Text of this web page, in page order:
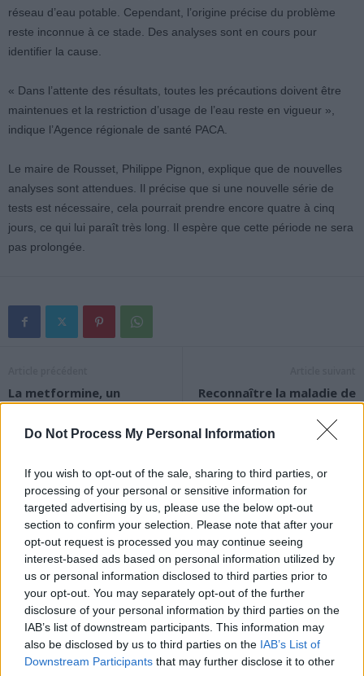
Do Not Process My Personal Information
If you wish to opt-out of the sale, sharing to third parties, or
processing of your personal or sensitive information for
targeted advertising by us, please use the below opt-out
section to confirm your selection. Please note that after your
opt-out request is processed you may continue seeing
interest-based ads based on personal information utilized by
us or personal information disclosed to third parties prior to
your opt-out. You may separately opt-out of the further
disclosure of your personal information by third parties on the
IAB’s list of downstream participants. This information may
also be disclosed by us to third parties on the IAB’s List of
Downstream Participants that may further disclose it to other
réseau d’eau potable. Cependant, l’origine précise du problème
reste inconnue à ce stade. Des analyses sont en cours pour
identifier la cause.
« Dans l’attente des résultats, toutes les précautions doivent être
maintenues et la restriction d’usage de l’eau reste en vigueur »,
indique l’Agence régionale de santé PACA.
Le maire de Rousset, Philippe Pignon, explique que de nouvelles
analyses sont attendues. Il précise que si une nouvelle série de
tests est nécessaire, cela pourrait prendre encore quatre à cinq
jours, ce qui lui paraît très long. Il espère que cette période ne sera
pas prolongée.
La metformine, un
diabète, dévoile un secret
Reconnaître la maladie de
premiers signes pour
mieux la combattre
news
ARTICLES CONNEXES PLUS DE L'AUTEUR